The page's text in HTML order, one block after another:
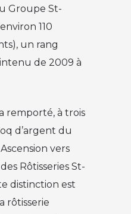
Groupe St-
110
un rang
de 2009 à
remporté, à trois
d’argent du
vers
Rôtisseries St-
distinction est
rôtisserie